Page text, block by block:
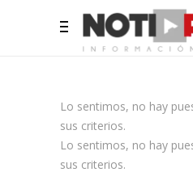
Lo sentimos, no hay
sus criterios.
Lo sentimos, no hay
sus criterios.